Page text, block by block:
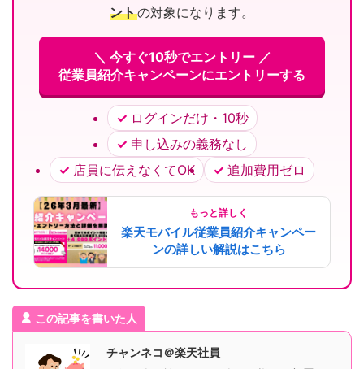
ントの対象になります。
＼ 今すぐ10秒でエントリー ／
従業員紹介キャンペーンにエントリーする
ログインだけ・10秒
申し込みの義務なし
店員に伝えなくてOK
追加費用ゼロ
もっと詳しく
楽天モバイル従業員紹介キャンペー
ンの詳しい解説はこちら
この記事を書いた人
チャンネコ＠楽天社員